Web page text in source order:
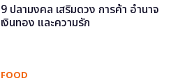
9 ปลามงคล เสริมดวง การค้า อำนาจ
เงินทอง และความรัก
FOOD